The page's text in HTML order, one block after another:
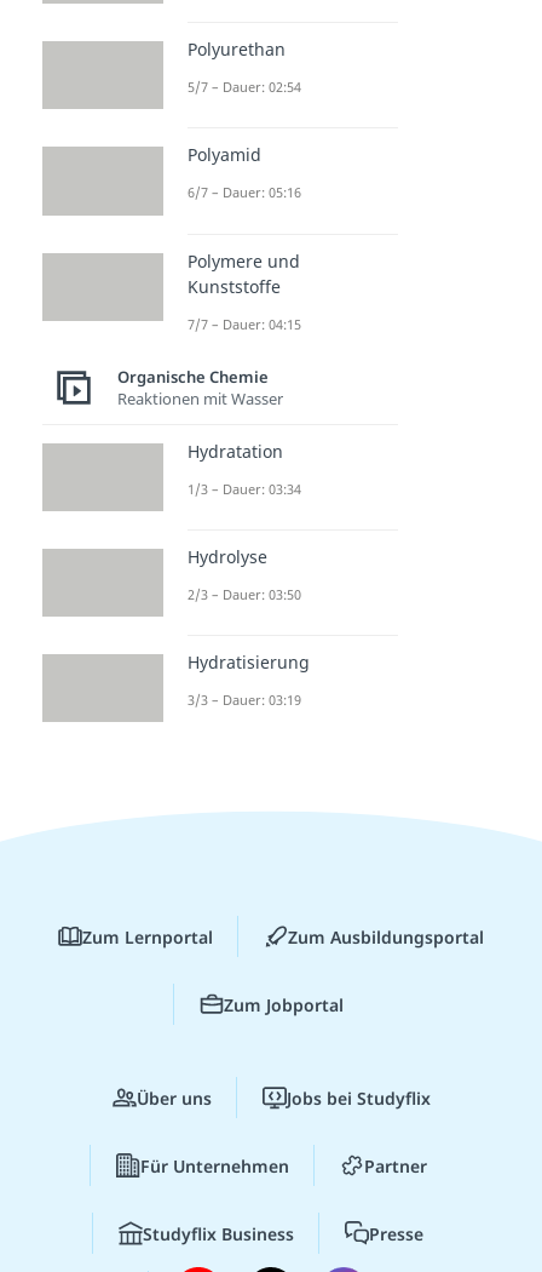
Polyurethan
5/7 – Dauer: 02:54
Polyamid
6/7 – Dauer: 05:16
Polymere und
Kunststoffe
7/7 – Dauer: 04:15
Organische Chemie
Reaktionen mit Wasser
Hydratation
1/3 – Dauer: 03:34
Hydrolyse
2/3 – Dauer: 03:50
Hydratisierung
3/3 – Dauer: 03:19
Zum Lernportal Zum Ausbildungsportal
Zum Jobportal
Über uns Jobs bei Studyflix
Für Unternehmen Partner
Studyflix Business Presse